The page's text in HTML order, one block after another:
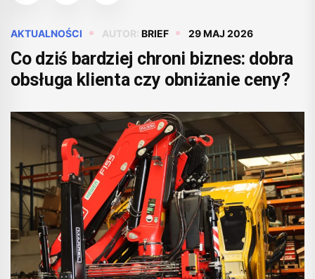
AKTUALNOŚCI AUTOR: BRIEF 29 MAJ 2026
Co dziś bardziej chroni biznes: dobra
obsługa klienta czy obniżanie ceny?